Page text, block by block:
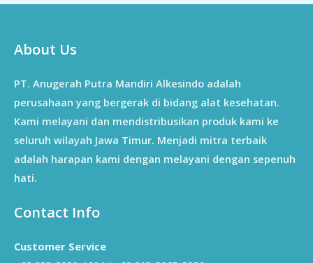
About Us
PT. Anugerah Putra Mandiri Alkesindo adalah
perusahaan yang bergerak di bidang alat kesehatan.
Kami melayani dan mendistribusikan produk kami ke
seluruh wilayah Jawa Timur. Menjadi mitra terbaik
adalah harapan kami dengan melayani dengan sepenuh
hati.
Contact Info
Customer Service